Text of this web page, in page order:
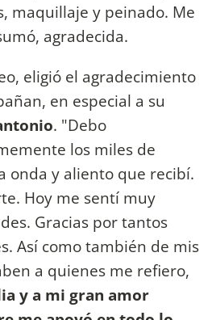
maquillaje y peinado. Me
agradecida.
eligió el agradecimiento
en especial a su
. "Debo
los miles de
onda y aliento que recibí.
Hoy me sentí muy
Gracias por tantos
Así como también de mis
a quienes me refiero,
y a mi gran amor